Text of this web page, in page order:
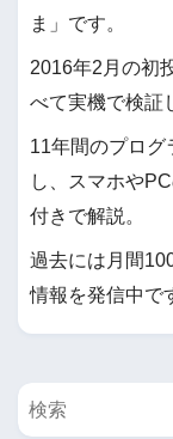
ま」です。
2016年2月の初
べて実機で検証
11年間のプロ
し、スマホや
付きで解説。
過去には月間
情報を発信中で